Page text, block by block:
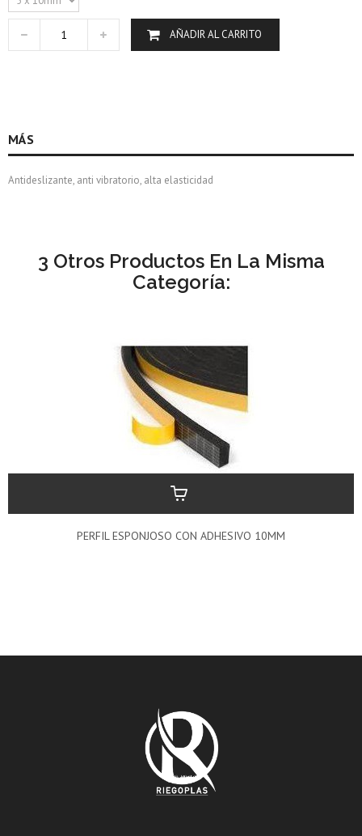
AÑADIR AL CARRITO
MÁS
Antideslizante, anti vibratorio, alta elasticidad
3 Otros Productos En La Misma
Categoría:
PERFIL ESPONJOSO CON ADHESIVO 10MM